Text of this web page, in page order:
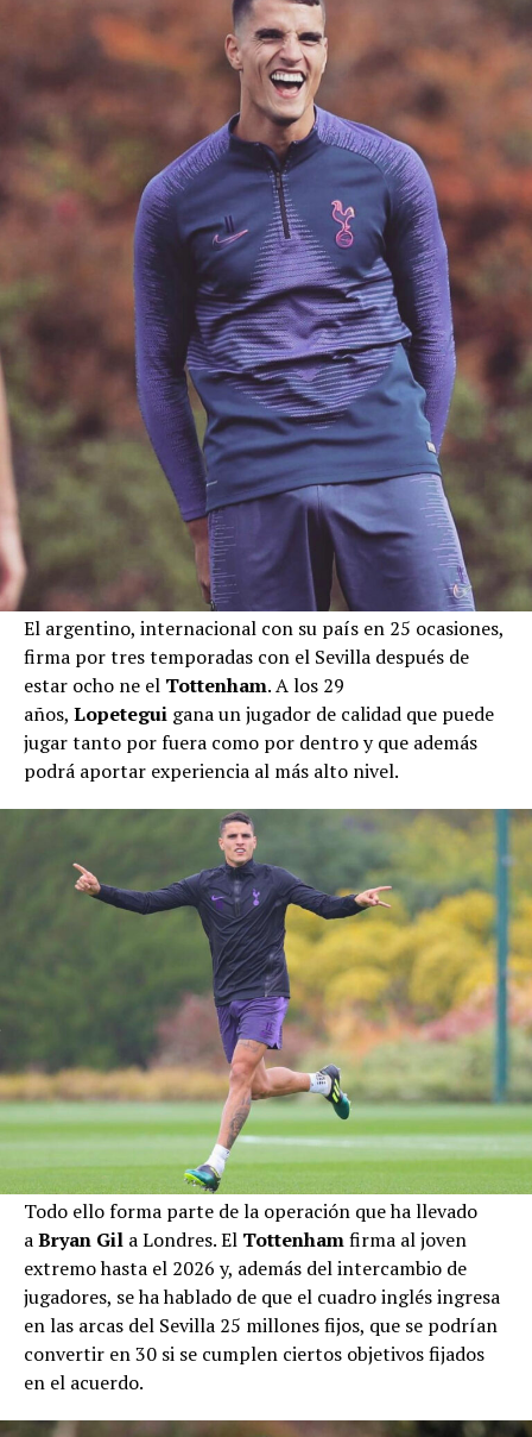
El argentino, internacional con su país en 25 ocasiones,
firma por tres temporadas con el Sevilla después de
estar ocho ne el Tottenham. A los 29
años, Lopetegui gana un jugador de calidad que puede
jugar tanto por fuera como por dentro y que además
podrá aportar experiencia al más alto nivel.
Todo ello forma parte de la operación que ha llevado
aBryan Gil a Londres. El Tottenhamfirma al joven
extremo hasta el 2026 y, además del intercambio de
jugadores, se ha hablado de que el cuadro inglés ingresa
en las arcas del Sevilla 25 millones fijos, que se podrían
convertir en 30 si se cumplen ciertos objetivos fijados
en el acuerdo.